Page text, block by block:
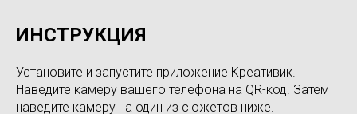
ИНСТРУКЦИЯ
Установите и запустите приложение Креативик.
Наведите камеру вашего телефона на QR-код. Затем
наведите камеру на один из сюжетов ниже.